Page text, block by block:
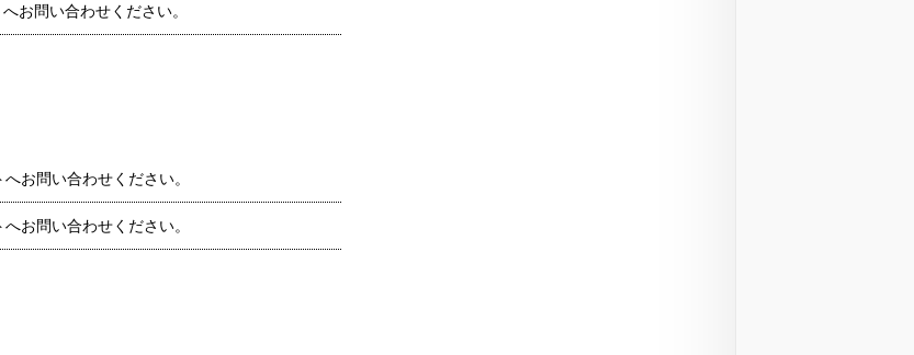
お問い合わせください。
お問い合わせください。
お問い合わせください。